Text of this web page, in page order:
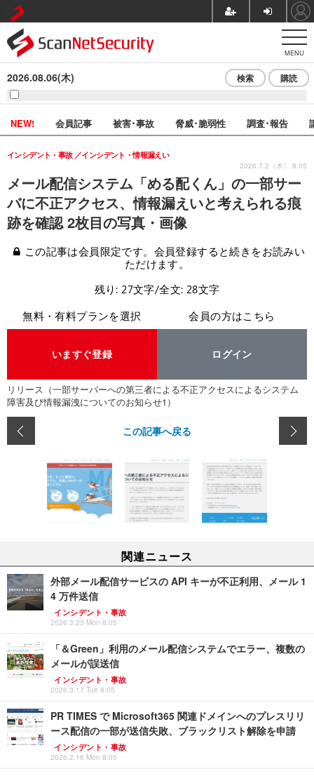
MENU
2026.08.06(木) 検索 購読
NEW! 会員記事 被害･事故 脅威･脆弱性 調査･報告
メール配信システム「める配くん」の一部サー
バに不正アクセス、情報漏えいと考えられる痕
跡を確認 2枚目の写真・画像
インシデント・事故 インシデント・情報漏えい
2026.7.2（木） 8:05
この記事は会員限定です。会員登録すると続きをお読みい
ただけます。
残り: 27文字/全文: 28文字
無料・有料プランを選択
いますぐ登録
会員の方はこちら
ログイン
リリース（一部サーバーへの第三者による不正アクセスによるシステム
障害及び情報漏洩についてのお知らせ1）
この記事へ戻る
関連ニュース
外部メール配信サービスの API キーが不正利用、メール 1
4 万件送信
インシデント・事故
2026.3.23 Mon 8:05
「＆Green」利用のメール配信システムでエラー、複数の
メールが誤送信
インシデント・事故
2026.3.17 Tue 8:05
PR TIMES で Microsoft365 関連ドメインへのプレスリリ
ース配信の一部が送信失敗、ブラックリスト解除を申請
インシデント・事故
2026.2.16 Mon 8:05